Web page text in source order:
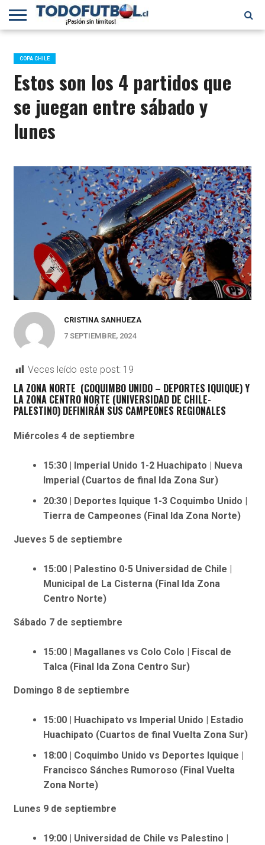
PRIMERA
B
SELECCIÓN
CHILENA
CHILENOS
EN EL
MUNDO
FÚTBOL
INTERNACIONAL
COPA CHILE
Estos son los 4 partidos que
se juegan entre sábado y
lunes
CRISTINA SANHUEZA
7 SEPTIEMBRE, 2024
Veces leído este post: 19
LA ZONA NORTE (COQUIMBO UNIDO – DEPORTES IQUIQUE) Y
LA ZONA CENTRO NORTE (UNIVERSIDAD DE CHILE-
PALESTINO) DEFINIRÁN SUS CAMPEONES REGIONALES
Miércoles 4 de septiembre
15:30 | Imperial Unido 1-2 Huachipato | Nueva
Imperial (Cuartos de final Ida Zona Sur)
20:30 | Deportes Iquique 1-3 Coquimbo Unido |
Tierra de Campeones (Final Ida Zona Norte)
Jueves 5 de septiembre
15:00 | Palestino 0-5 Universidad de Chile |
Municipal de La Cisterna (Final Ida Zona
Centro Norte)
Sábado 7 de septiembre
15:00 | Magallanes vs Colo Colo | Fiscal de
Talca (Final Ida Zona Centro Sur)
Domingo 8 de septiembre
15:00 | Huachipato vs Imperial Unido | Estadio
Huachipato (Cuartos de final Vuelta Zona Sur)
18:00 | Coquimbo Unido vs Deportes Iquique |
Francisco Sánches Rumoroso (Final Vuelta
Zona Norte)
Lunes 9 de septiembre
19:00 | Universidad de Chile vs Palestino |